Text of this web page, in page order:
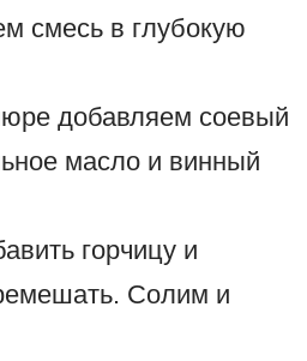
смесь в глубокую
добавляем соевый
масло и винный
горчицу и
Солим и